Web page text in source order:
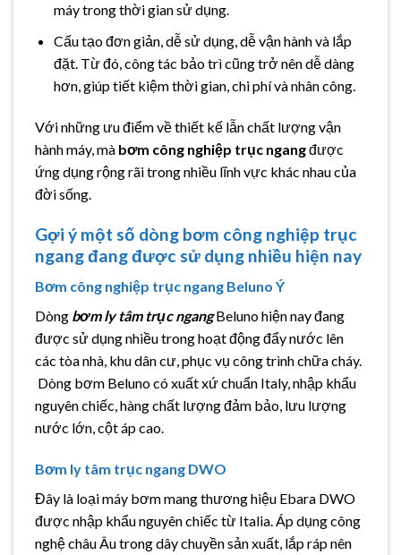
máy trong thời gian sử dụng.
Cấu tạo đơn giản, dễ sử dụng, dễ vận hành và lắp
đặt. Từ đó, công tác bảo trì cũng trở nên dễ dàng
hơn, giúp tiết kiệm thời gian, chi phí và nhân công.
Với những ưu điểm về thiết kế lẫn chất lượng vận
hành máy, mà bơm công nghiệp trục ngangđược
ứng dụng rộng rãi trong nhiều lĩnh vực khác nhau của
đời sống.
Gợi ý một số dòng bơm công nghiệp trục
ngang đang được sử dụng nhiều hiện nay
Bơm công nghiệp trục ngang Beluno Ý
Dòng bơm ly tâm trục ngangBeluno hiện nay đang
được sử dụng nhiều trong hoạt động đẩy nước lên
các tòa nhà, khu dân cư, phục vụ công trình chữa cháy.
Dòng bơm Beluno có xuất xứ chuẩn Italy, nhập khẩu
nguyên chiếc, hàng chất lượng đảm bảo, lưu lượng
nước lớn, cột áp cao.
Bơm ly tâm trục ngang DWO
Đây là loại máy bơm mang thương hiệu Ebara DWO
được nhập khẩu nguyên chiếc từ Italia. Áp dụng công
nghệ châu Âu trong dây chuyền sản xuất, lắp ráp nên